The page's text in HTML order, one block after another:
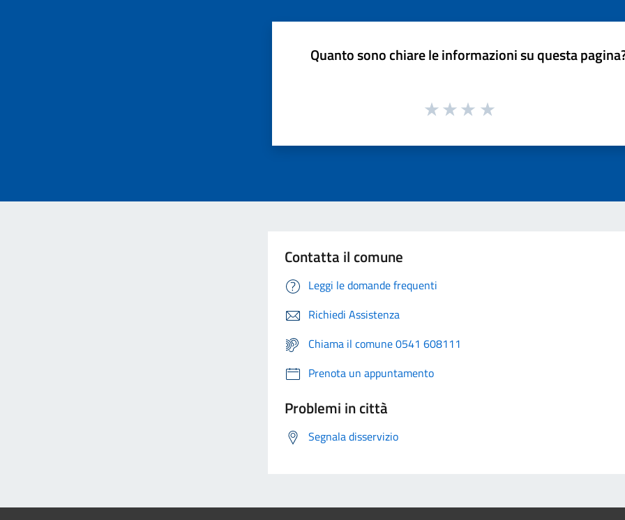
Quanto sono chiare le informazioni su questa
Contatta il comune
Leggi le domande frequenti
Richiedi Assistenza
Chiama il comune 0541 608111
Prenota un appuntamento
Problemi in città
Segnala disservizio